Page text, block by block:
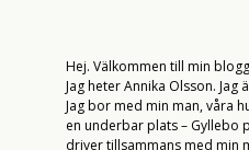
Hej. Välkommen till min
Jag heter Annika Olsson. Jag
Jag bor med min man, våra
en underbar plats – Gyllebo
driver tillsammans med min